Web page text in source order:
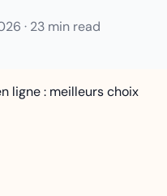
· 23 min read